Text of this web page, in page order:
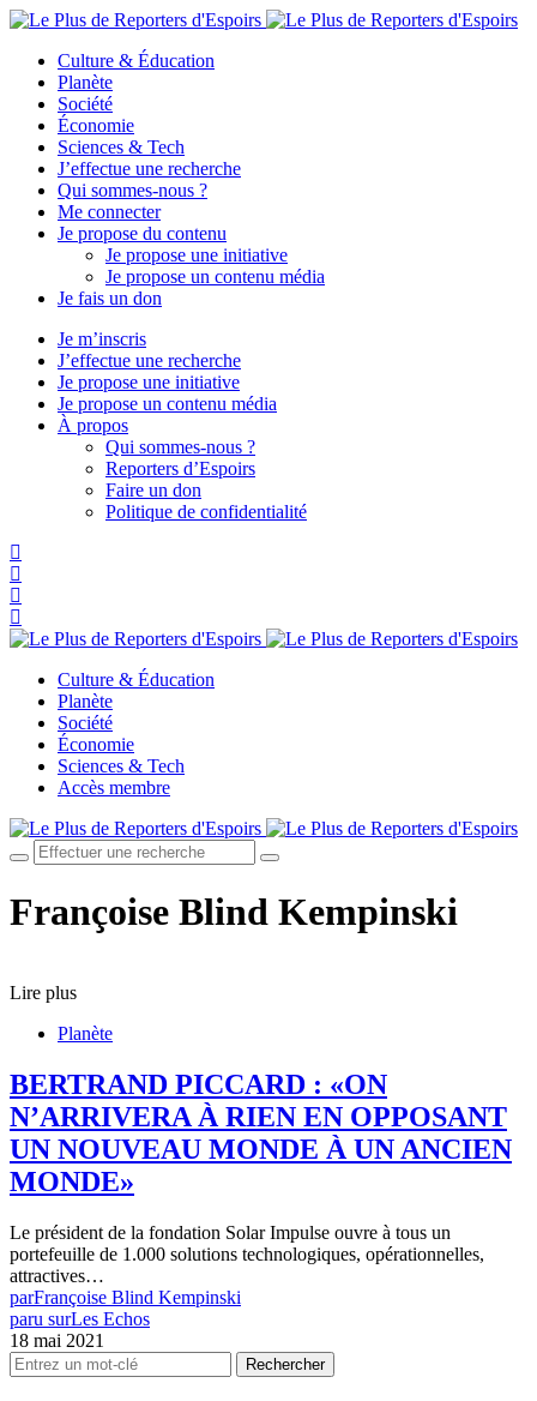
Culture & Éducation
Planète
Société
Économie
Sciences & Tech
J’effectue une recherche
Qui sommes-nous ?
Me connecter
Je propose du contenu
Je propose une initiative
Je propose un contenu média
Je fais un don
Je m’inscris
J’effectue une recherche
Je propose une initiative
Je propose un contenu média
À propos
Qui sommes-nous ?
Reporters d’Espoirs
Faire un don
Politique de confidentialité
Culture & Éducation
Planète
Société
Économie
Sciences & Tech
Accès membre
Françoise Blind Kempinski
Lire plus
Planète
BERTRAND PICCARD : «ON
N’ARRIVERA À RIEN EN OPPOSANT
UN NOUVEAU MONDE À UN ANCIEN
MONDE»
Le président de la fondation Solar Impulse ouvre à tous un
portefeuille de 1.000 solutions technologiques, opérationnelles,
attractives…
parFrançoise Blind Kempinski
paru surLes Echos
18 mai 2021
Rechercher